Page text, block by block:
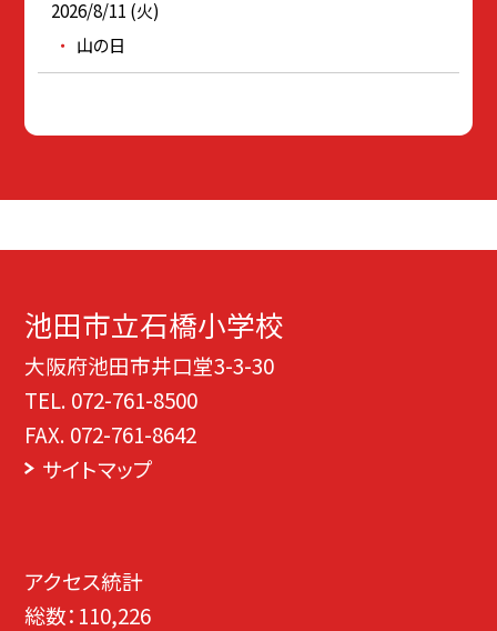
2026/8/11 (火)
山の日
池田市立石橋小学校
大阪府池田市井口堂3-3-30
TEL. 072-761-8500
FAX. 072-761-8642
サイトマップ
アクセス統計
総数： 110,226